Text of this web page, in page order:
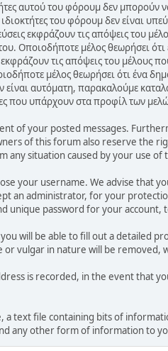
αυτού του φόρουμ δεν μπορούν
του φόρουμ δεν είναι
εκφράζουν τις απόψεις του
Οποιοδήποτε μέλος θεωρήσει
τις απόψεις του μέλους
μέλος θεωρήσει ότι ένα
αυτόματη, παρακαλούμε
που υπάρχουν στα προφίλ των
of your posted messages.
of this forum also reserve the
any situation caused by your use of
your username. We advise
an administrator, for your
unique password for your
will be able to fill out a detailed
vulgar in nature will be
is recorded, in the event that
text file containing bits of
any other form of information to